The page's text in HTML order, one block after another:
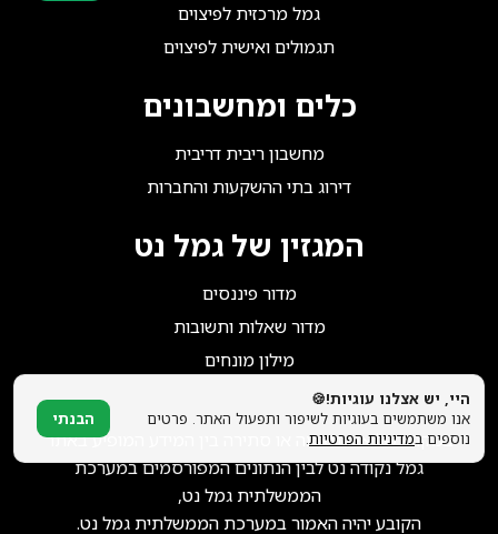
גמל מרכזית לפיצוים
תגמולים ואישית לפיצוים
כלים ומחשבונים
מחשבון ריבית דריבית
דירוג בתי ההשקעות והחברות
המגזין של גמל נט
מדור פיננסים
מדור שאלות ותשובות
מילון מונחים
במקרה של אי התאמה או סתירה בין המידע המופיע באתר
גמל נקודה נט לבין הנתונים המפורסמים במערכת
הממשלתית גמל נט,
הקובע יהיה האמור במערכת הממשלתית גמל נט.
היי, יש אצלנו עוגיות!🍪
אנו משתמשים בעוגיות לשיפור ותפעול האתר. פרטים
נוספים במדיניות הפרטיות.
הבנתי